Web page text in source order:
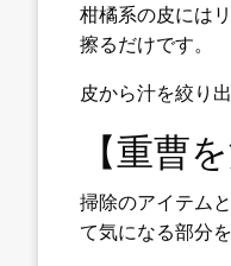
柑橘系の皮には
擦るだけです。
皮から汁を絞り
【重曹
掃除のアイテム
て気になる部分を